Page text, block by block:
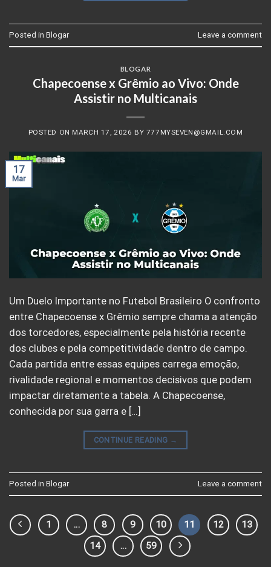
Posted in Blogar Leave a comment
BLOGAR
Chapecoense x Grêmio ao Vivo: Onde
Assistir no Multicanais
POSTED ON MARCH 17, 2026 BY 777MYSEVEN@GMAIL.COM
17
Mar
Um Duelo Importante no Futebol Brasileiro O confronto
entre Chapecoense x Grêmio sempre chama a atenção
dos torcedores, especialmente pela história recente
dos clubes e pela competitividade dentro de campo.
Cada partida entre essas equipes carrega emoção,
rivalidade regional e momentos decisivos que podem
impactar diretamente a tabela. A Chapecoense,
conhecida por sua garra e […]
CONTINUE READING →
Posted in Blogar Leave a comment
1 … 8 9 10 11 12
13
14
… 59